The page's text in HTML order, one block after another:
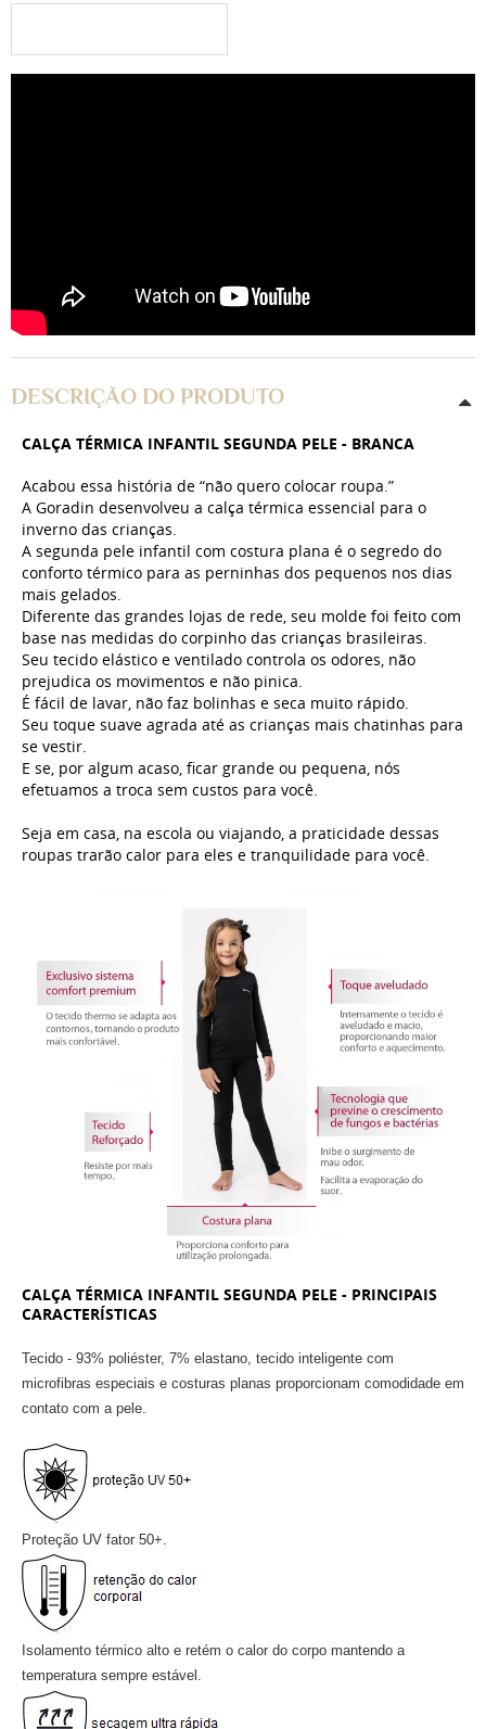
DESCRIÇÃO DO PRODUTO
CALÇA TÉRMICA INFANTIL SEGUNDA PELE - BRANCA
Acabou essa história de “não quero colocar roupa.”
A Goradin desenvolveu a calça térmica essencial para o
inverno das crianças.
A segunda pele infantil com costura plana é o segredo do
conforto térmico para as perninhas dos pequenos nos dias
mais gelados.
Diferente das grandes lojas de rede, seu molde foi feito com
base nas medidas do corpinho das crianças brasileiras.
Seu tecido elástico e ventilado controla os odores, não
prejudica os movimentos e não pinica.
É fácil de lavar, não faz bolinhas e seca muito rápido.
Seu toque suave agrada até as crianças mais chatinhas para
se vestir.
E se, por algum acaso, ficar grande ou pequena, nós
efetuamos a troca sem custos para você.
Seja em casa, na escola ou viajando, a praticidade dessas
roupas trarão calor para eles e tranquilidade para você.
CALÇA TÉRMICA INFANTIL SEGUNDA PELE - PRINCIPAIS
CARACTERÍSTICAS
Tecido - 93% poliéster, 7% elastano, tecido inteligente com
microfibras especiais e costuras planas proporcionam comodidade em
contato com a pele.
Proteção UV fator 50+.
Isolamento térmico alto e retém o calor do corpo mantendo a
temperatura sempre estável.